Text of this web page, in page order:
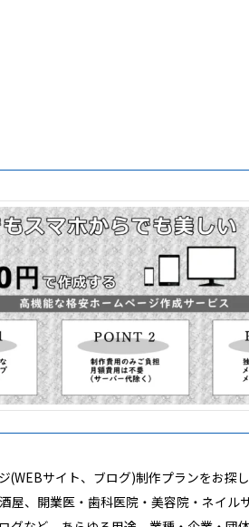
(WEBサイト、ブログ)制作プランをお
、開業医・歯科医院・美容院・ネイル